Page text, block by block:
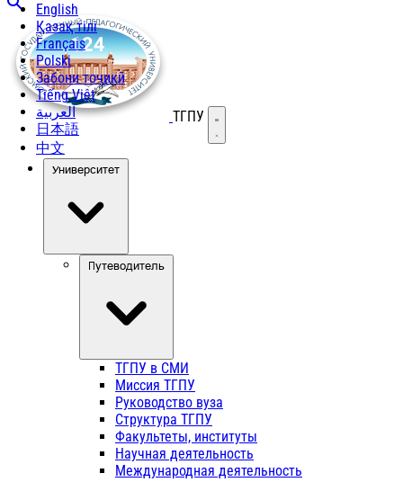
English
Қазақ тілі
Français
Polski
Забони тоҷикӣ
Tiếng Việt
العربية
日本語
中文
ТГПУ Открыть меню
Университет
Путеводитель
ТГПУ в СМИ
Миссия ТГПУ
Руководство вуза
Структура ТГПУ
Факультеты, институты
Научная деятельность
Международная деятельность